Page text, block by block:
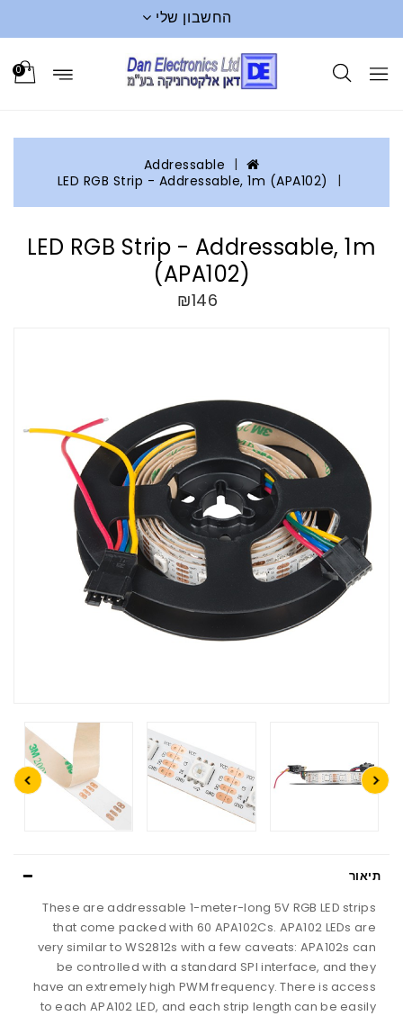
החשבון שלי
0
Addressable
LED RGB Strip - Addressable, 1m (APA102)
LED RGB Strip - Addressable, 1m
(APA102)
₪146
תיאור
These are addressable 1-meter-long 5V RGB LED strips
that come packed with 60 APA102Cs. APA102 LEDs are
very similar to WS2812s with a few caveats: APA102s can
be controlled with a standard SPI interface, and they
have an extremely high PWM frequency. There is access
to each APA102 LED, and each strip length can be easily